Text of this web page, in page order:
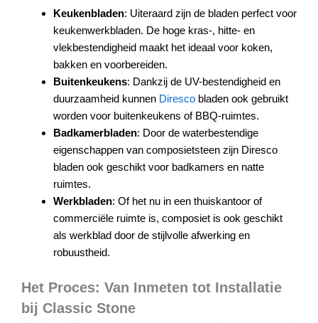
Keukenbladen: Uiteraard zijn de bladen perfect voor
keukenwerkbladen. De hoge kras-, hitte- en
vlekbestendigheid maakt het ideaal voor koken,
bakken en voorbereiden.
Buitenkeukens: Dankzij de UV-bestendigheid en
duurzaamheid kunnen Diresco bladen ook gebruikt
worden voor buitenkeukens of BBQ-ruimtes.
Badkamerbladen: Door de waterbestendige
eigenschappen van composietsteen zijn Diresco
bladen ook geschikt voor badkamers en natte
ruimtes.
Werkbladen: Of het nu in een thuiskantoor of
commerciële ruimte is, composiet is ook geschikt
als werkblad door de stijlvolle afwerking en
robuustheid.
Het Proces: Van Inmeten tot Installatie
bij Classic Stone